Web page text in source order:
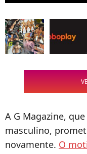
A G Magazine,
masculino,
novamente. O